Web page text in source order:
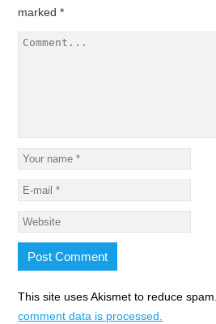
marked*
This site uses Akismet to reduce spam.
comment data is processed.